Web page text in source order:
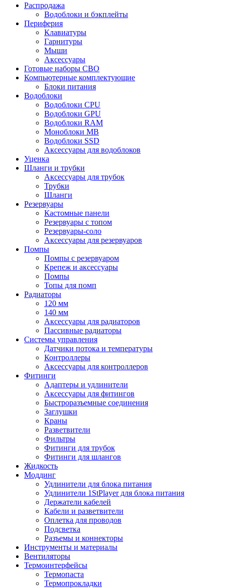
Распродажа
Водоблоки и бэкплейты
Периферия
Клавиатуры
Гарнитуры
Мыши
Аксессуары
Готовые наборы СВО
Компьютерные комплектующие
Блоки питания
Водоблоки
Водоблоки CPU
Водоблоки GPU
Водоблоки RAM
Моноблоки MB
Водоблоки SSD
Аксессуары для водоблоков
Уценка
Шланги и трубки
Аксессуары для трубок
Трубки
Шланги
Резервуары
Кастомные панели
Резервуары с топом
Резервуары-соло
Аксессуары для резервуаров
Помпы
Помпы с резервуаром
Крепеж и аксессуары
Помпы
Топы для помп
Радиаторы
120 мм
140 мм
Аксессуары для радиаторов
Пассивные радиаторы
Системы управления
Датчики потока и температуры
Контроллеры
Аксессуары для контроллеров
Фитинги
Адаптеры и удлинители
Аксессуары для фитингов
Быстроразъемные соединения
Заглушки
Краны
Разветвители
Фильтры
Фитинги для трубок
Фитинги для шлангов
Жидкость
Моддинг
Удлинители для блока питания
Удлинители 1StPlayer для блока питания
Держатели кабелей
Кабели и разветвители
Оплетка для проводов
Подсветка
Разъемы и коннекторы
Инструменты и материалы
Вентиляторы
Термоинтерфейсы
Термопаста
Термопрокладки